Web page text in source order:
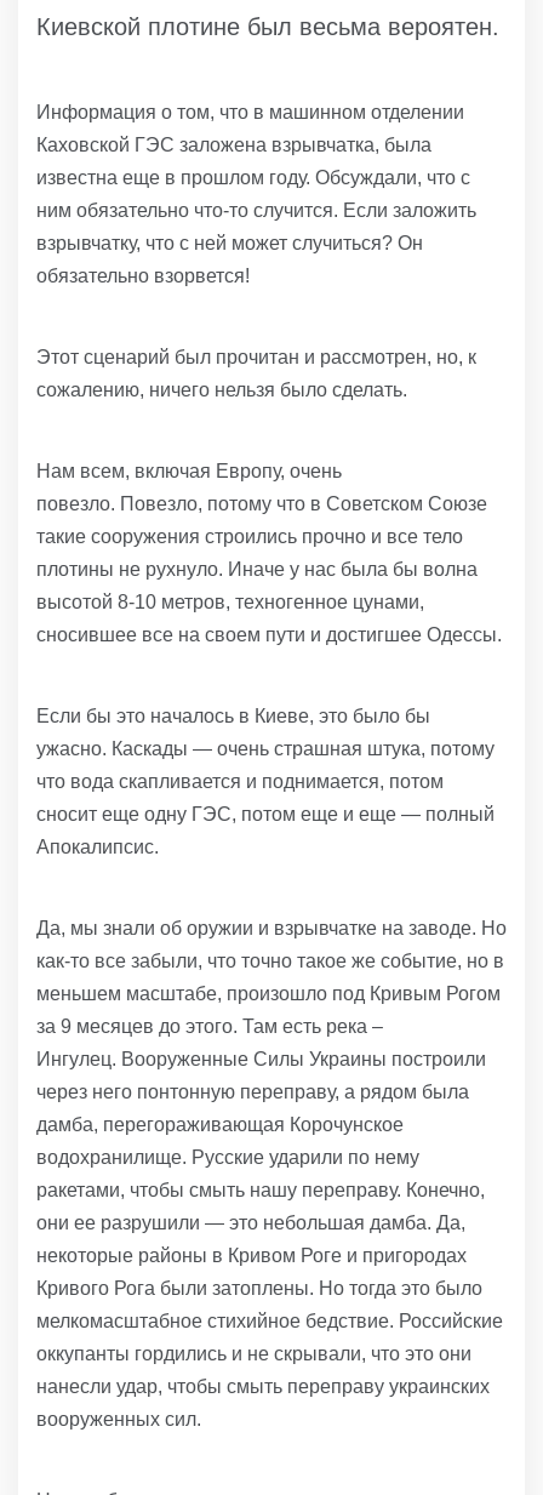
Киевской плотине был весьма вероятен.
Информация о том, что в машинном отделении
Каховской ГЭС заложена взрывчатка, была
известна еще в прошлом году. Обсуждали, что с
ним обязательно что-то случится. Если заложить
взрывчатку, что с ней может случиться? Он
обязательно взорвется!
Этот сценарий был прочитан и рассмотрен, но, к
сожалению, ничего нельзя было сделать.
Нам всем, включая Европу, очень
повезло. Повезло, потому что в Советском Союзе
такие сооружения строились прочно и все тело
плотины не рухнуло. Иначе у нас была бы волна
высотой 8-10 метров, техногенное цунами,
сносившее все на своем пути и достигшее Одессы.
Если бы это началось в Киеве, это было бы
ужасно. Каскады — очень страшная штука, потому
что вода скапливается и поднимается, потом
сносит еще одну ГЭС, потом еще и еще — полный
Апокалипсис.
Да, мы знали об оружии и взрывчатке на заводе. Но
как-то все забыли, что точно такое же событие, но в
меньшем масштабе, произошло под Кривым Рогом
за 9 месяцев до этого. Там есть река –
Ингулец. Вооруженные Силы Украины построили
через него понтонную переправу, а рядом была
дамба, перегораживающая Корочунское
водохранилище. Русские ударили по нему
ракетами, чтобы смыть нашу переправу. Конечно,
они ее разрушили — это небольшая дамба. Да,
некоторые районы в Кривом Роге и пригородах
Кривого Рога были затоплены. Но тогда это было
мелкомасштабное стихийное бедствие. Российские
оккупанты гордились и не скрывали, что это они
нанесли удар, чтобы смыть переправу украинских
вооруженных сил.